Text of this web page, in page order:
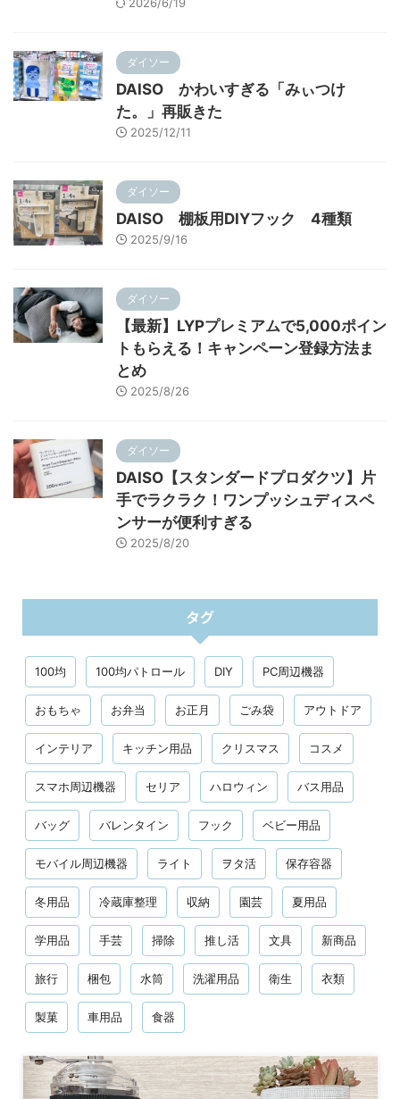
ダイソー
DAISO かわいすぎる「みぃつけ
た。」再販きた
2025/12/11
ダイソー
DAISO 棚板用DIYフック 4種類
2025/9/16
ダイソー
【最新】LYPプレミアムで5,000ポイン
トもらえる！キャンペーン登録方法ま
とめ
2025/8/26
ダイソー
DAISO【スタンダードプロダクツ】片
手でラクラク！ワンプッシュディスペ
ンサーが便利すぎる
2025/8/20
タグ
100均 100均パトロール DIY PC周辺機器
おもちゃ お弁当 お正月 ごみ袋 アウトドア
インテリア キッチン用品 クリスマス コスメ
スマホ周辺機器 セリア ハロウィン バス用品
バッグ バレンタイン フック ベビー用品
モバイル周辺機器 ライト ヲタ活 保存容器
冬用品 冷蔵庫整理 収納 園芸 夏用品
学用品 手芸 掃除 推し活 文具 新商品
旅行 梱包 水筒 洗濯用品 衛生 衣類
製菓 車用品 食器